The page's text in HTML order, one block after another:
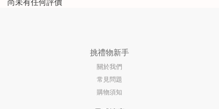
挑禮物新手
關於我們
常見問題
購物須知